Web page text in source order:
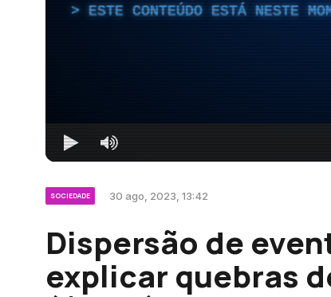
ESTE CONTEÚDO ESTÁ NESTE
SOCIEDADE 30 ago, 2023, 13:42
Dispersão de
explicar quebras